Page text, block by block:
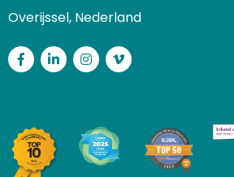
Overijssel, Nederland
Facebook
LinkedInInstagram
Vimeo